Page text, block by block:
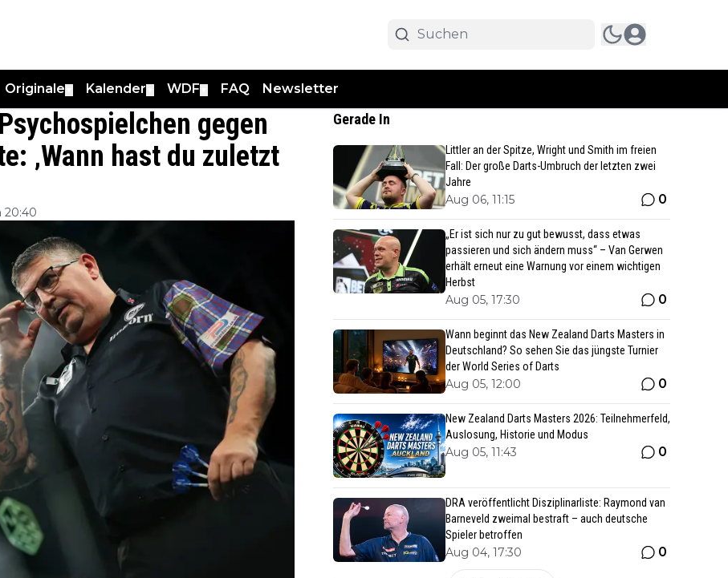
Originale Kalender WDF FAQ Newsletter
gegen
‚Wann hast du zuletzt
20:40
Gerade In
Littler an der Spitze, Wright und Smith im freien
Fall: Der große Darts-Umbruch der letzten zwei
Jahre
Aug 06, 11:15 0
„Er ist sich nur zu gut bewusst, dass etwas
passieren und sich ändern muss“ – Van Gerwen
erhält erneut eine Warnung vor einem wichtigen
Herbst
Aug 05, 17:30 0
Wann beginnt das New Zealand Darts Masters in
Deutschland? So sehen Sie das jüngste Turnier
der World Series of Darts
Aug 05, 12:00 0
New Zealand Darts Masters 2026: Teilnehmerfeld,
Auslosung, Historie und Modus
Aug 05, 11:43 0
DRA veröffentlicht Disziplinarliste: Raymond van
Barneveld zweimal bestraft – auch deutsche
Spieler betroffen
Aug 04, 17:30 0